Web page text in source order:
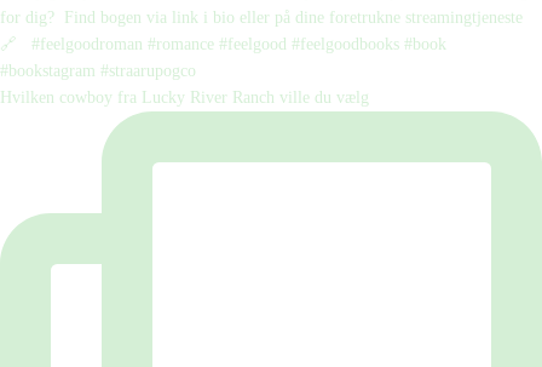
Hvilken cowboy fra Lucky River Ranch ville du vælg